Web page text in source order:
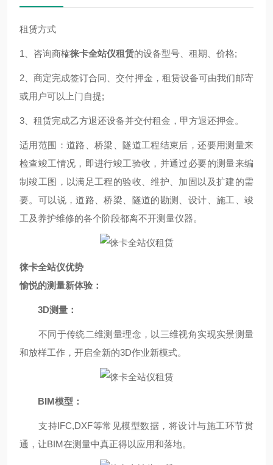
租赁方式
1 、咨询商榷徕卡全站仪租赁的设备型号、租期、价格;
2 、商定完成签订合同、交付押金，租赁设备可由我们邮寄
或用户可以上门自提;
3 、租赁完成乙方退还设备并交付租金，甲方退还押金。
适用范围：道路、桥梁、隧道工程结束后，还要用测量来
检查竣工情况，即进行竣工验收，并通过必要的测量来编
制竣工图，以满足工程的验收、维护、加固以及扩建的需
要。可以说，道路、桥梁、隧道的勘测、设计、施工、竣
工及养护维修的各个阶段都离不开测量仪器。
徕卡全站仪优势
愉悦的测量新体验：
3D测量：
不同于传统二维测量理念，以三维视角实现实景测量
和放样工作，开启全新的3D作业新模式。
BIM模型：
支持IFC,DXF等常见模型数据，将设计与施工环节贯
通，让BIM在测量中真正得以应用和落地。